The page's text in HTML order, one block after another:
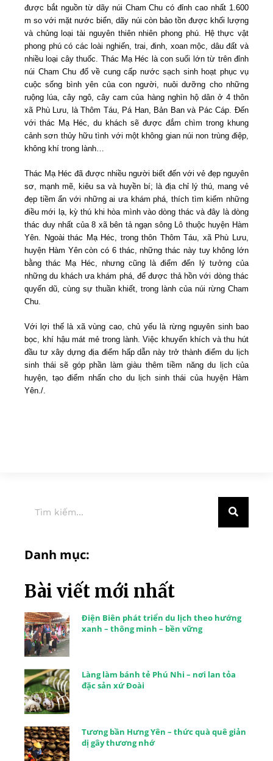
được bắt nguồn từ dãy núi Cham Chu có đỉnh cao nhất 1.600
m so với mặt nước biển, dãy núi còn bảo tồn được khối lượng
và chủng loại tài nguyên thiên nhiên phong phú. Hệ thực vật
phong phú có các loài nghiến, trai, đinh, xoan mộc, dâu đất và
nhiều loại cây thuốc. Thác Mạ Héc là con suối lớn từ trên đỉnh
núi Cham Chu đổ về cung cấp nước sạch sinh hoạt phục vụ
cuộc sống bình yên của con người, nuôi dưỡng cho những
ruộng lúa, cây ngô, cây cam của hàng nghìn hộ dân ở 4 thôn
xã Phù Lưu, là Thôm Táu, Pá Han, Bản Ban và Pác Cáp. Đến
với thác Mạ Héc, du khách sẽ được đắm chìm trong khung
cảnh sơn thủy hữu tình với một không gian núi non trùng điệp,
không khí trong lành…
Thác Mạ Héc đã được nhiều người biết đến với vẻ đẹp nguyên
sơ, mạnh mẽ, kiêu sa và huyền bí; là địa chỉ lý thú, mang vẻ
đẹp tiềm ẩn với những ai ưa khám phá, thích tìm kiếm những
điều mới lạ, kỳ thú khi hòa mình vào dòng thác và đây là dòng
thác duy nhất của 8 xã bên tả ngạn sông Lô thuộc huyện Hàm
Yên. Ngoài thác Mạ Héc, trong thôn Thôm Táu, xã Phù Lưu,
huyện Hàm Yên còn có 6 thác, những thác này tuy không lớn
bằng thác Mạ Héc, nhưng cũng là điểm đến lý tưởng của
những du khách ưa khám phá, để được thả hồn với dòng thác
quyến dũ, cùng sự thuần khiết, trong lành của núi rừng Cham
Chu.
Với lợi thế là xã vùng cao, chủ yếu là rừng nguyên sinh bao
bọc, khí hậu mát mẻ trong lành. Việc khuyến khích và thu hút
đầu tư xây dựng địa điểm hấp dẫn này trở thành điểm du lịch
sinh thái sẽ góp phần làm giàu thêm tiềm năng du lịch của
huyện, tạo điểm nhấn cho du lịch sinh thái của huyện Hàm
Yên./.
Danh mục:
Bài viết mới nhất
Điện Biên phát triển du lịch theo hướng
xanh – thông minh – bền vững
Làng làm bánh tẻ Phú Nhi – nơi lan tỏa
đặc sản xứ Đoài
Tương bần Hưng Yên – thức quà quê giản
dị gây thương nhớ